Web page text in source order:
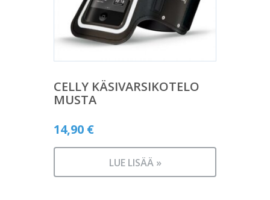
CELLY KÄSIVARSIKOTELO
MUSTA
14,90 €
LUE LISÄÄ »